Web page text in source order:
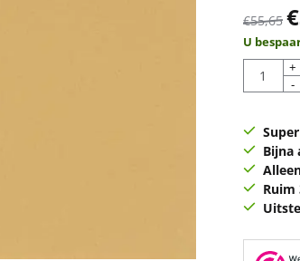
€55,65 €
U
Aantal
+
-
Bijna
Ruim